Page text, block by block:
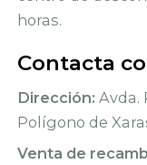
horas.
Contacta
Dirección: Avda.
Polígono de
Venta de